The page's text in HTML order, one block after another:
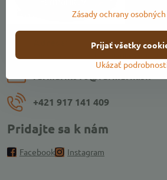
+421 917 141 409
Pridajte sa k nám
Facebook Instagram
Zásady ochrany
Ukázať
Prijať všetky